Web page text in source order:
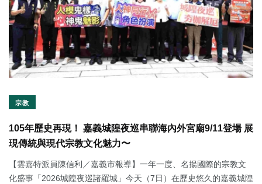
宗教
105年歷史再現！ 嘉義城隍夜巡串聯海內外宮廟9/11登場 展
現傳統與現代宗教文化魅力〜
【雲嘉特派員陳信利／嘉義市報導】一年一度、名揚國際的宗教文
化盛事「2026城隍夜巡諸羅城」今天（7日）在歷史悠久的嘉義城隍